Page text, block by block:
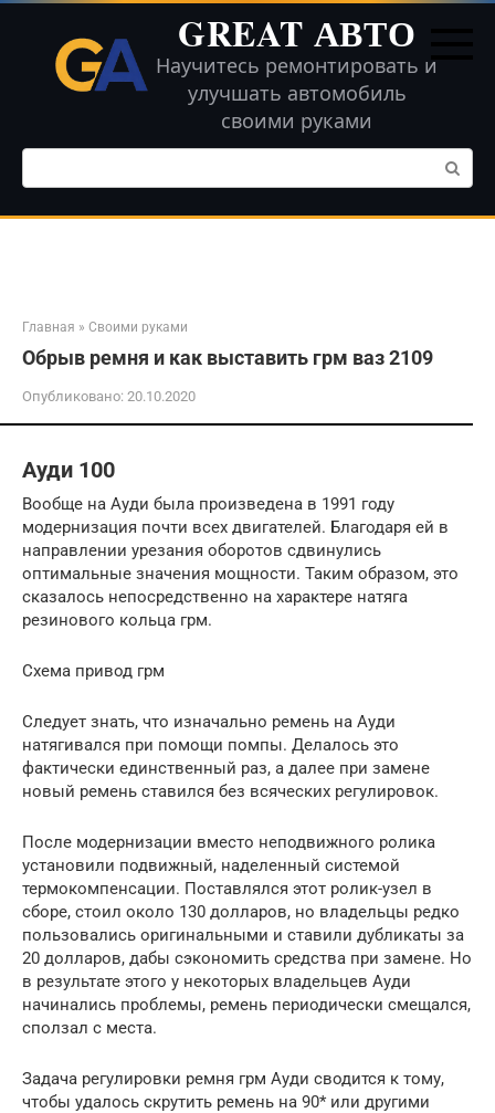
Перейти
контенту
GREAT АВТО
Научитесь ремонтировать и
улучшать автомобиль
своими руками
Поиск:
Главная » Своими руками
Обрыв ремня и как выставить грм ваз 2109
Опубликовано: 20.10.2020
Ауди 100
Вообще на Ауди была произведена в 1991 году
модернизация почти всех двигателей. Благодаря ей в
направлении урезания оборотов сдвинулись
оптимальные значения мощности. Таким образом, это
сказалось непосредственно на характере натяга
резинового кольца грм.
Схема привод грм
Следует знать, что изначально ремень на Ауди
натягивался при помощи помпы. Делалось это
фактически единственный раз, а далее при замене
новый ремень ставился без всяческих регулировок.
После модернизации вместо неподвижного ролика
установили подвижный, наделенный системой
термокомпенсации. Поставлялся этот ролик-узел в
сборе, стоил около 130 долларов, но владельцы редко
пользовались оригинальными и ставили дубликаты за
20 долларов, дабы сэкономить средства при замене. Но
в результате этого у некоторых владельцев Ауди
начинались проблемы, ремень периодически смещался,
сползал с места.
Задача регулировки ремня грм Ауди сводится к тому,
чтобы удалось скрутить ремень на 90* или другими